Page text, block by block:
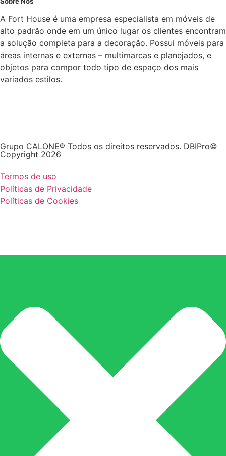
A Fort House é uma empresa especialista em móveis de
alto padrão onde em um único lugar os clientes encontram
a solução completa para a decoração. Possui móveis para
áreas internas e externas – multimarcas e planejados, e
objetos para compor todo tipo de espaço dos mais
variados estilos.
Grupo CALONE® Todos os direitos reservados. DBIPro©
Copyright 2026
Termos de uso
Políticas de Privacidade
Políticas de Cookies